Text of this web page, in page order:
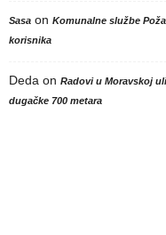
Sasa on Komunalne službe
korisnika
Deda on Radovi u Moravskoj
dugačke 700 metara